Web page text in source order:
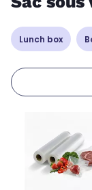
Lunch box